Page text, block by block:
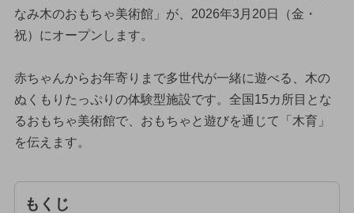
なみ木のおもちゃ美術館」が、2026年3月20日（金・
祝）にオープンします。
赤ちゃんからお年寄りまで多世代が一緒に遊べる、木の
ぬくもりたっぷりの体験型施設です。全国15カ所目とな
るおもちゃ美術館で、おもちゃと遊びを通じて「木育」
を伝えます。
もくじ